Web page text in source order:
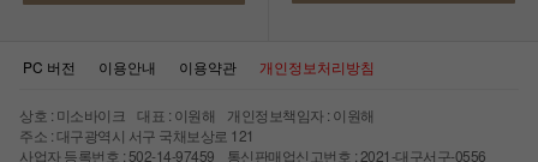
PC 버전 이용안내 이용약관 개인정보처리방침
상호 : 미소바이크 대표 : 이원해 개인정보책임자 : 이원해
주소 : 대구광역시 서구 국채보상로 121
사업자 등록번호 : 502-14-97459 통신판매업신고번호 : 2021-대구서구-0556